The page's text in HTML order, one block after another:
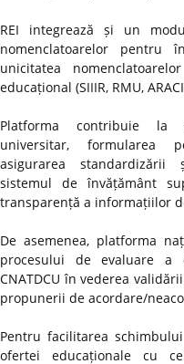
REI integrează și un
nomenclatoarelor pentru
unicitatea
educațional (SIIIR, RMU,
Platforma contribuie la
universitar, formularea
asigurarea
sistemul de învățământ
transparență a informațiilor
De asemenea, platforma
procesului de evaluare a
CNATDCU în vederea
propunerii de acordare/
Pentru facilitarea
ofertei educaționale cu